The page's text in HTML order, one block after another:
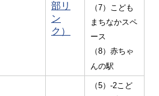
部リ
ン
ク）
（7）こども
まちなかスペ
ース
（8）赤ちゃ
んの駅
（5）-2こど